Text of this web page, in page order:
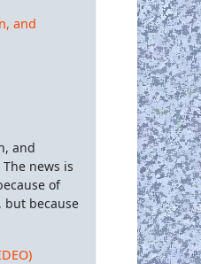
and
and
news is
of
but because